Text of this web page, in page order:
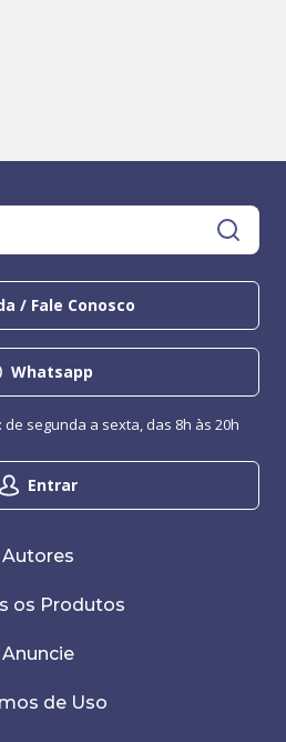
/ Fale Conosco
Whatsapp
Entrar
segunda a sexta, das 8h às 20h
Autores
os Produtos
Anuncie
de Uso